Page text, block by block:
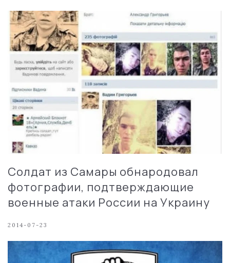
Солдат из Самары обнародовал
фотографии, подтверждающие
военные атаки России на Украину
2014-07-23